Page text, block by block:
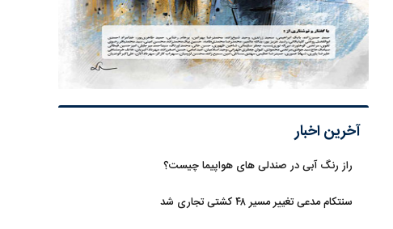
آخرین اخبار
راز رنگ آبی در صندلی های هواپیما چیست؟
سنتکام مدعی تغییر مسیر ۴۸ کشتی تجاری شد